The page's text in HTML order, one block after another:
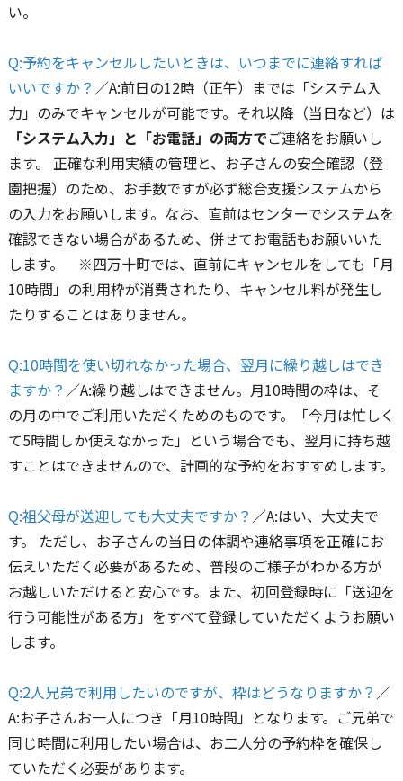
い。
Q:予約をキャンセルしたいときは、いつまでに連絡すれば
いいですか？ ／A:前日の12時（正午）までは「システム入
力」のみでキャンセルが可能です。それ以降（当日など）は
「システム入力」と「お電話」の両方でご連絡をお願いし
ます。 正確な利用実績の管理と、お子さんの安全確認（登
園把握）のため、お手数ですが必ず総合支援システムから
の入力をお願いします。なお、直前はセンターでシステムを
確認できない場合があるため、併せてお電話もお願いいた
します。 ※四万十町では、直前にキャンセルをしても「月
10時間」の利用枠が消費されたり、キャンセル料が発生し
たりすることはありません。
Q:10時間を使い切れなかった場合、翌月に繰り越しはでき
ますか？ ／A:繰り越しはできません。月10時間の枠は、そ
の月の中でご利用いただくためのものです。「今月は忙しく
て5時間しか使えなかった」という場合でも、翌月に持ち越
すことはできませんので、計画的な予約をおすすめします。
Q:祖父母が送迎しても大丈夫ですか？ ／A:はい、大丈夫で
す。 ただし、お子さんの当日の体調や連絡事項を正確にお
伝えいただく必要があるため、普段のご様子がわかる方が
お越しいただけると安心です。また、初回登録時に「送迎を
行う可能性がある方」をすべて登録していただくようお願い
します。
Q:2人兄弟で利用したいのですが、枠はどうなりますか？ ／
A:お子さんお一人につき「月10時間」となります。ご兄弟で
同じ時間に利用したい場合は、お二人分の予約枠を確保し
ていただく必要があります。